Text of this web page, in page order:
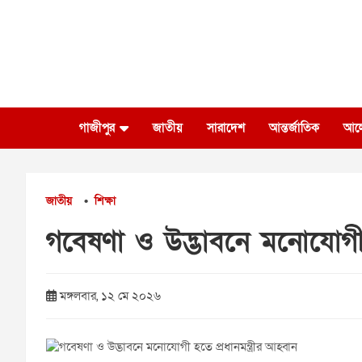
গাজীপুর জাতীয় সারাদেশ আন্তর্জাতিক
জাতীয় • শিক্ষা
গবেষণা ও উদ্ভাবনে
মঙ্গলবার, ১২ মে ২০২৬